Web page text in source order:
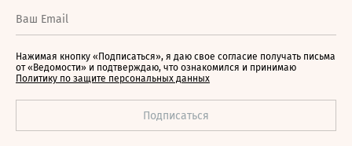
Нажимая кнопку «Подписаться», я даю свое согласие получать письма
от «Ведомости» и подтверждаю, что ознакомился и принимаю
Политику по защите персональных данных